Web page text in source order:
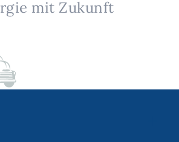
mit Zukunft